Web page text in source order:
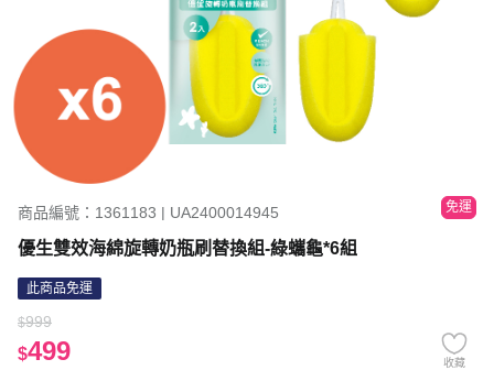
商品編號：1361183 | UA2400014945 免運
優生雙效海綿旋轉奶瓶刷替換組-綠蠵龜*6組
此商品免運
$999
$499 收藏